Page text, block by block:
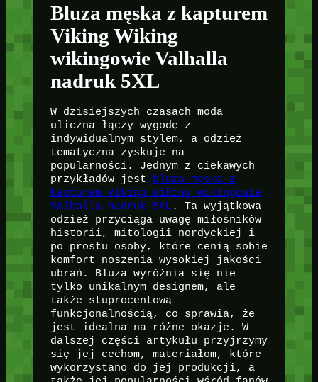
Bluza męska z kapturem
Viking Wiking
wikingowie Valhalla
nadruk 5XL
W dzisiejszych czasach moda
uliczna łączy wygodę z
indywidualnym stylem, a odzież
tematyczna zyskuje na
popularności. Jednym z ciekawych
przykładów jest bluza męska z
kapturem Viking Wiking wikingowie
Valhalla nadruk 5XL . Ta wyjątkowa
odzież przyciąga uwagę miłośników
historii, mitologii nordyckiej i
po prostu osoby, które cenią sobie
komfort noszenia wysokiej jakości
ubrań. Bluza wyróżnia się nie
tylko unikalnym designem, ale
także stuprocentową
funkcjonalnością, co sprawia, że
jest idealna na różne okazje. W
dalszej części artykułu przyjrzymy
się jej cechom, materiałom, które
wykorzystano do jej produkcji, a